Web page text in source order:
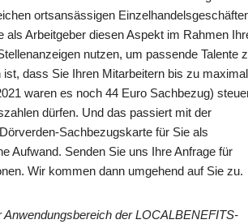
ortsansässigen
als Arbeitgeber diesen Aspekt im Rahmen
nutzen, um passende Talente
ist, dass Sie Ihren Mitarbeitern bis zu maximal
waren es noch 44 Euro Sachbezug)
dürfen. Und das passiert mit der
Sachbezugskarte für Sie als
Aufwand. Senden Sie uns Ihre Anfrage für
Wir kommen dann umgehend auf Sie zu.
Anwendungsbereich der LOCALBENEFITS-